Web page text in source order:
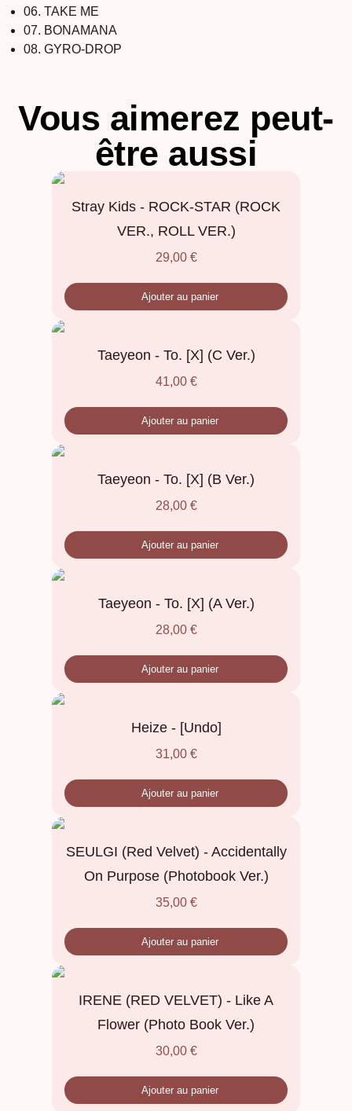
06. TAKE ME
07. BONAMANA
08. GYRO-DROP
Vous aimerez peut-
être aussi
Stray Kids - ROCK-STAR (ROCK
VER., ROLL VER.)
29,00 €
Ajouter au panier
Taeyeon - To. [X] (C Ver.)
41,00 €
Ajouter au panier
Taeyeon - To. [X] (B Ver.)
28,00 €
Ajouter au panier
Taeyeon - To. [X] (A Ver.)
28,00 €
Ajouter au panier
Heize - [Undo]
31,00 €
Ajouter au panier
SEULGI (Red Velvet) - Accidentally
On Purpose (Photobook Ver.)
35,00 €
Ajouter au panier
IRENE (RED VELVET) - Like A
Flower (Photo Book Ver.)
30,00 €
Ajouter au panier